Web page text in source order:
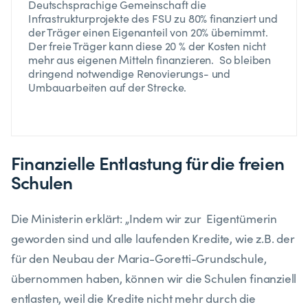
Deutschsprachige Gemeinschaft die
Infrastrukturprojekte des FSU zu 80% finanziert und
der Träger einen Eigenanteil von 20% übernimmt.
Der freie Träger kann diese 20 % der Kosten nicht
mehr aus eigenen Mitteln finanzieren. So bleiben
dringend notwendige Renovierungs- und
Umbauarbeiten auf der Strecke.
Finanzielle Entlastung für die freien
Schulen
Die Ministerin erklärt: „Indem wir zur Eigentümerin
geworden sind und alle laufenden Kredite, wie z.B. der
für den Neubau der Maria-Goretti-Grundschule,
übernommen haben, können wir die Schulen finanziell
entlasten, weil die Kredite nicht mehr durch die